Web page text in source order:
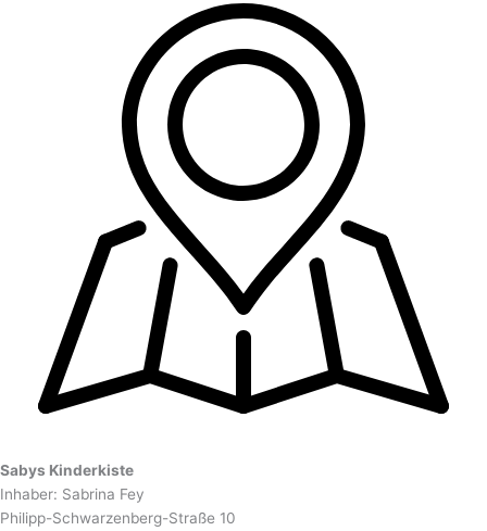
Sabys Kinderkiste
Inhaber: Sabrina Fey
Philipp-Schwarzenberg-Straße 10